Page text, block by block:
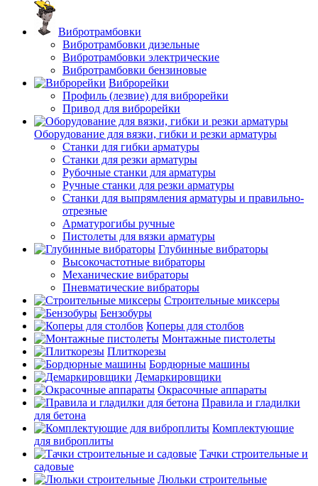
Вибротрамбовки
Вибротрамбовки дизельные
Вибротрамбовки электрические
Вибротрамбовки бензиновые
Виброрейки
Профиль (лезвие) для виброрейки
Привод для виброрейки
Оборудование для вязки, гибки и резки арматуры
Станки для гибки арматуры
Станки для резки арматуры
Рубочные станки для арматуры
Ручные станки для резки арматуры
Станки для выпрямления арматуры и правильно-
отрезные
Арматурогибы ручные
Пистолеты для вязки арматуры
Глубинные вибраторы
Высокочастотные вибраторы
Механические вибраторы
Пневматические вибраторы
Строительные миксеры
Бензобуры
Коперы для столбов
Монтажные пистолеты
Плиткорезы
Бордюрные машины
Демаркировщики
Окрасочные аппараты
Правила и гладилки
для бетона
Комплектующие
для виброплиты
Тачки строительные и
садовые
Люльки строительные